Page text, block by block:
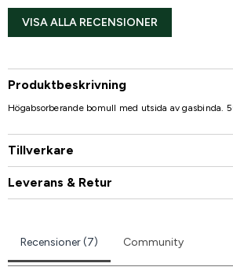
VISA ALLA RECENSIONER
Produktbeskrivning
Högabsorberande bomull med utsida av gasbinda.
Tillverkare
Leverans & Retur
Recensioner (7) Community